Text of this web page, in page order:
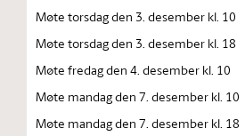
Møte torsdag den 3. desember kl. 10
Møte torsdag den 3. desember kl. 18
Møte fredag den 4. desember kl. 10
Møte mandag den 7. desember kl. 10
Møte mandag den 7. desember kl. 18